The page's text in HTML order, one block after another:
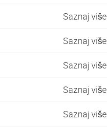
Saznaj više
Saznaj više
Saznaj više
Saznaj više
Saznaj više